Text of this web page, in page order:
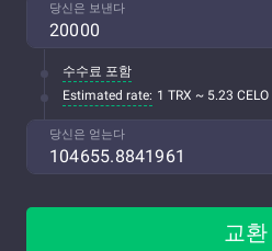
당신은 보낸다
수수료 포함
Estimated rate: 1 TRX ~ 5.23 CELO
당신은 얻는다
교환